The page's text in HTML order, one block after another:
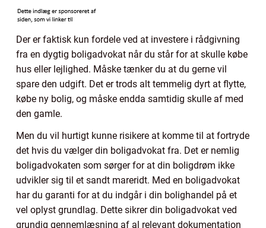
Der er faktisk kun fordele ved at investere i rådgivning
fra en dygtig boligadvokat når du står for at skulle købe
hus eller lejlighed. Måske tænker du at du gerne vil
spare den udgift. Det er trods alt temmelig dyrt at flytte,
købe ny bolig, og måske endda samtidig skulle af med
den gamle.
Men du vil hurtigt kunne risikere at komme til at fortryde
det hvis du vælger din boligadvokat fra. Det er nemlig
boligadvokaten som sørger for at din boligdrøm ikke
udvikler sig til et sandt mareridt. Med en boligadvokat
har du garanti for at du indgår i din bolighandel på et
vel oplyst grundlag. Dette sikrer din boligadvokat ved
grundig gennemlæsning af al relevant dokumentation